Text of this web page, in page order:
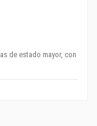
de estado mayor, con